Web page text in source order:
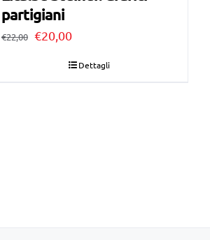
partigiani
€22,00 Il
€20,00Il
Dettagli